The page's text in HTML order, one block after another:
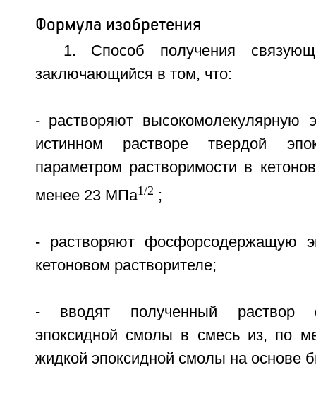
Формула изобретения
1. Способ получения
заключающийся в том, что:
- растворяют высокомолекулярную
истинном растворе твердой
параметром растворимости в
менее 23 МПа1/2 ;
- растворяют фосфорсодержащую
кетоновом растворителе;
- вводят полученный раствор
эпоксидной смолы в смесь из, по
жидкой эпоксидной смолы на основе